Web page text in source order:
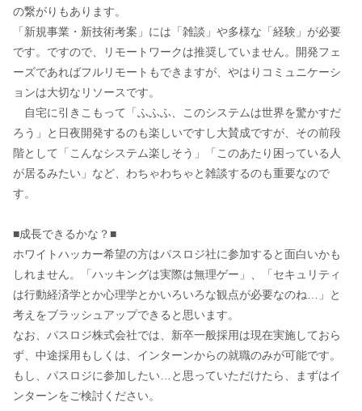
の繋がりもあります。
「新規事業・新技術考案」には「雑談」や多様な「経験」が必要
です。ですので、リモートワークは推奨していません。開発フェ
ーズであればフルリモートもできますが、やはりコミュニケーシ
ョンは大切なリソースです。
自宅に引きこもって「ふふふ、このシステムは世界を驚かすだ
ろう」と日夜開発するのも楽しいですし大賛成ですが、その前段
階として「こんなシステム楽しそう」「このあたり困っている人
が居るみたい」など、わちゃわちゃと雑談するのも重要なので
す。
■成長できるかな？■
ホワイトハッカー希望の方はパスロジ社に参加すると面白いかも
しれません。「ハッキングは実際は無理ゲー」、「セキュリティ
は行動経済学とか心理学とかいろいろな観点が必要なのね…」と
考えをブラッシュアップできると思います。
なお、パスロジ株式会社では、新卒一般採用は現在実施しておら
ず、中途採用もしくは、インターンからの就職のみが可能です。
もし、パスロジに参加したい…と思っていただけたら、まずはイ
ンターンをご検討ください。